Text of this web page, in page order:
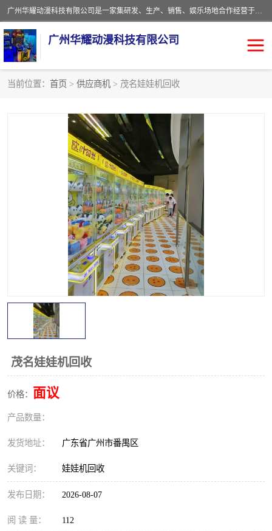
广州华耀动漫科技有限公司是一家集研发、生产、销售、娱乐场地合作经营于一体的动漫游戏公司。本公司拥有一支年轻化集研发生产到售后服务的队伍，及时地为客户提供、赚钱的产品。本公司以雄厚的实力、合理的价格、优良的服务与多家企业建立了长期的合作关系。热诚欢迎各界前来参观、考察、洽谈业务。目前公司经营的产品有：各种捕渔游戏机系列，大型模拟机系列、轮盘机系列、连线机系列、框体机系列、玛莉机系列等。
广州华耀动漫科技有限公司
当前位置： 首页 > 供应商机 > 茂名娃娃机回收
茂名娃娃机回收
价格： 面议
产品数量：
发货地址： 广东省广州市番禺区
关键词： 娃娃机回收
发布日期： 2026-08-07
阅 读 量： 112
电玩城回收
儿童机回收
*机回收